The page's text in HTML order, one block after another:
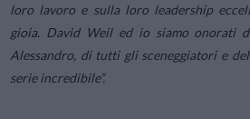
loro lavoro e sulla loro leadership
gioia. David Weil ed io siamo onorati
Alessandro, di tutti gli sceneggiatori e
serie incredibile”.